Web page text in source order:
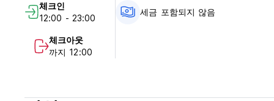
Payment upon arrival by cash.
Taxes included
General:
체크인
12:00 - 23:00
체크아웃
까지 12:00
세금 포함되지 않음